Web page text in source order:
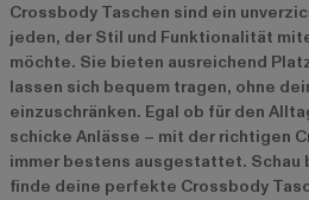
Crossbody Taschen sind ein
jeden, der Stil und Funktionalität
möchte. Sie bieten ausreichend
lassen sich bequem tragen, ohne
einzuschränken. Egal ob für den
schicke Anlässe – mit der richtigen
immer bestens ausgestattet. Schau
finde deine perfekte Crossbody